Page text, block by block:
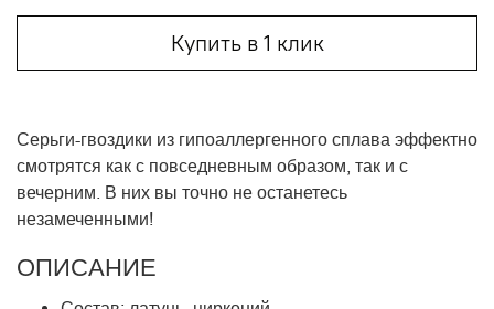
Купить в 1 клик
Серьги-гвоздики из гипоаллергенного сплава эффектно
смотрятся как с повседневным образом, так и с
вечерним. В них вы точно не останетесь
незамеченными!
ОПИСАНИЕ